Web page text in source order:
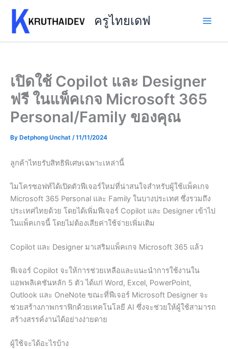
content
ครูไทยเดฟ
เปิดใช้ Copilot และ Designer
ฟรี ในแพ็คเกจ Microsoft 365
Personal/Family ของคุณ
By Detphong Unchat /11/11/2024
ลูกค้าไทยรับสิทธิพิเศษเฉพาะเหล่านี้
ไมโครซอฟท์ได้เปิดตัวฟีเจอร์ใหม่ที่น่าสนใจสำหรับผู้ใช้แพ็คเกจ
Microsoft 365 Personal และ Family ในบางประเทศ ซึ่งรวมถึง
ประเทศไทยด้วย โดยได้เพิ่มฟีเจอร์ Copilot และ Designer เข้าไป
ในแพ็คเกจนี้ โดยไม่ต้องเสียค่าใช้จ่ายเพิ่มเติม
Copilot และ Designer มาเสริมแพ็คเกจ Microsoft 365 แล้ว
ฟีเจอร์ Copilot จะให้การช่วยเหลือและแนะนำการใช้งานใน
แอพพลิเคชันหลัก 5 ตัว ได้แก่ Word, Excel, PowerPoint,
Outlook และ OneNote ขณะที่ฟีเจอร์ Microsoft Designer จะ
ช่วยสร้างภาพกราฟิกด้วยเทคโนโลยี AI ซึ่งจะช่วยให้ผู้ใช้สามารถ
สร้างสรรค์งานได้อย่างง่ายดาย
ผู้ใช้จะได้อะไรบ้าง